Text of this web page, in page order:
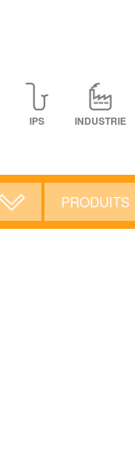
IPS INDUSTRIE